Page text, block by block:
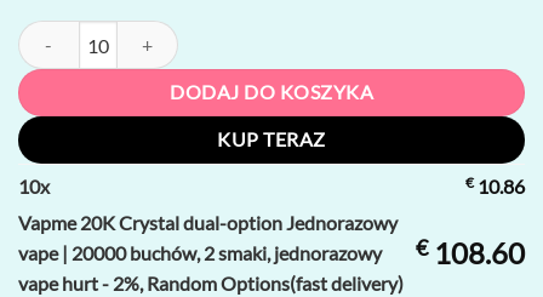
ilość Vapme 20K Crystal dual-option Jednorazowy vape | 20000
DODAJ DO KOSZYKA
KUP TERAZ
10x €10.86
Vapme 20K Crystal dual-option Jednorazowy
vape | 20000 buchów, 2 smaki, jednorazowy
vape hurt - 2%, Random Options(fast delivery)
€108.60